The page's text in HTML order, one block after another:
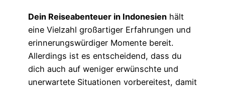
Dein Reiseabenteuer in Indonesien hält
eine Vielzahl großartiger Erfahrungen und
erinnerungswürdiger Momente bereit.
Allerdings ist es entscheidend, dass du
dich auch auf weniger erwünschte und
unerwartete Situationen vorbereitest, damit